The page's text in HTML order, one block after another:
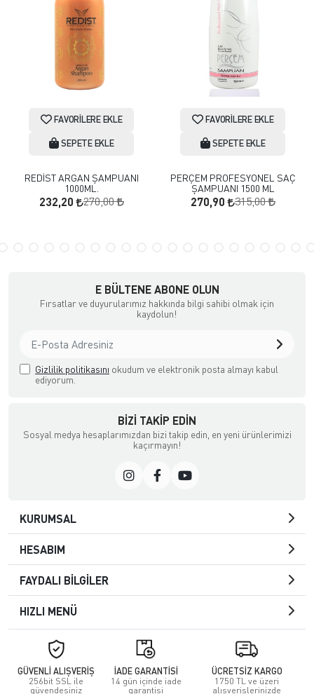
FAVORILERE EKLE
SEPETE EKLE
REDİST ARGAN ŞAMPUANI
1000ML.
232,20 270,00
FAVORILERE EKLE
SEPETE EKLE
PERÇEM PROFESYONEL SAÇ
ŞAMPUANI 1500 ML
270,90 315,00
E BÜLTENE ABONE OLUN
Fırsatlar ve duyurularımız hakkında bilgi sahibi olmak için
kaydolun!
Gizlilik politikasını okudum ve elektronik posta almayı kabul
ediyorum.
BIZI TAKIP EDIN
Sosyal medya hesaplarımızdan bizi takip edin, en yeni ürünlerimizi
kaçırmayın!
KURUMSAL
HESABIM
FAYDALI BİLGİLER
HIZLI MENÜ
GÜVENLİ ALIŞVERİŞ
256bit SSL ile
güvendesiniz
İADE GARANTİSİ
14 gün içinde iade
garantisi
ÜCRETSİZ KARGO
1750 TL ve üzeri
alışverişlerinizde